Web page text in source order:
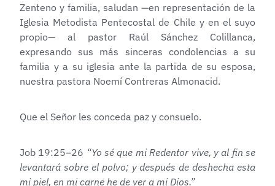
Zenteno y familia, saludan —en representación de la
Iglesia Metodista Pentecostal de Chile y en el suyo
propio— al pastor Raúl Sánchez Colillanca,
expresando sus más sinceras condolencias a su
familia y a su iglesia ante la partida de su esposa,
nuestra pastora Noemí Contreras Almonacid.
Que el Señor les conceda paz y consuelo.
Job 19:25–26 “Yo sé que mi Redentor vive, y al fin se
levantará sobre el polvo; y después de deshecha esta
mi piel, en mi carne he de ver a mi Dios.”